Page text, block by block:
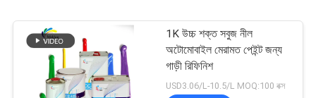
1K উচ্চ শক্ত সবুজ নীল
অটোমোবাইল মেরামত পেইন্ট জন্য
গাড়ী রিফিনিশ
USD3.06/L-10.5/L MOQ:100 বক্স